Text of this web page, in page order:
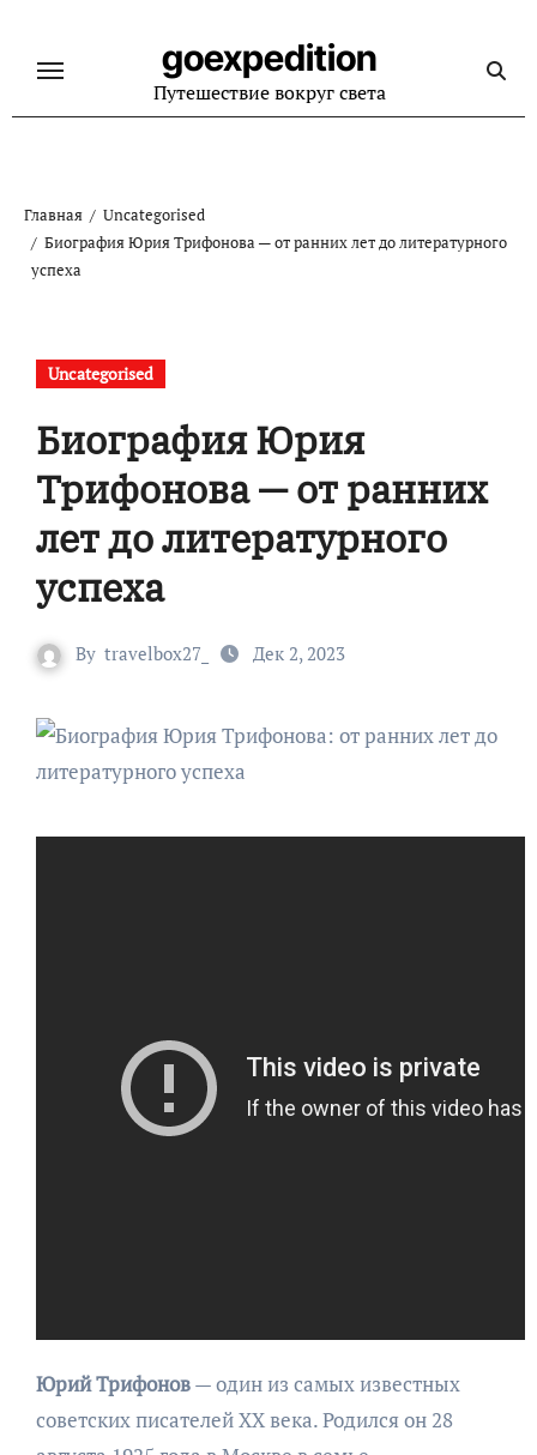
содержанию
goexpedition
Путешествие вокруг света
Главная
Uncategorised
Биография Юрия Трифонова — от ранних лет до литературного
успеха
Uncategorised
Биография Юрия
Трифонова — от ранних
лет до литературного
успеха
By travelbox27_ Дек 2, 2023
Юрий Трифонов— один из самых известных
советских писателей XX века. Родился он 28